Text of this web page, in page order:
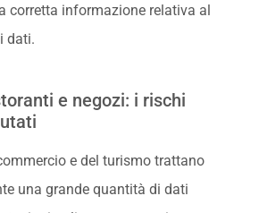
corretta informazione relativa al
dati.
e negozi: i rischi
e del turismo trattano
una grande quantità di dati